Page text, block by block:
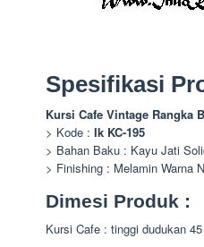
Spesifikasi
Kursi Cafe Vintage Rangka
> Kode : Ik KC-195
> Bahan Baku : Kayu Jati
> Finishing : Melamin Warna
Dimesi Produk :
Kursi Cafe : tinggi dudukan